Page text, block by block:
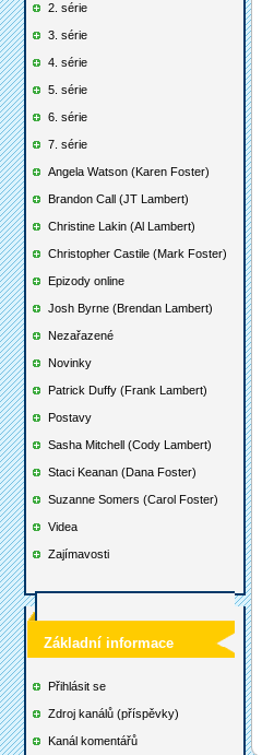
2. série
3. série
4. série
5. série
6. série
7. série
Angela Watson (Karen Foster)
Brandon Call (JT Lambert)
Christine Lakin (Al Lambert)
Christopher Castile (Mark Foster)
Epizody online
Josh Byrne (Brendan Lambert)
Nezařazené
Novinky
Patrick Duffy (Frank Lambert)
Postavy
Sasha Mitchell (Cody Lambert)
Staci Keanan (Dana Foster)
Suzanne Somers (Carol Foster)
Videa
Zajímavosti
Základní informace
Přihlásit se
Zdroj kanálů (příspěvky)
Kanál komentářů